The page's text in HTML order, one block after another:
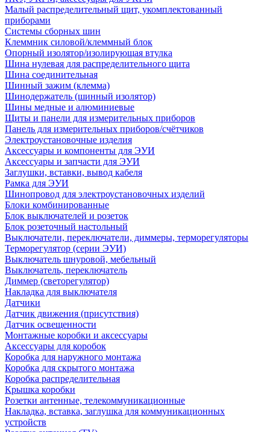
Малый распределительный щит, укомплектованный
приборами
Системы сборных шин
Клеммник силовой/клеммный блок
Опорный изолятор/изолирующая втулка
Шина нулевая для распределительного щита
Шина соединительная
Шинный зажим (клемма)
Шинодержатель (шинный изолятор)
Шины медные и алюминиевые
Щиты и панели для измерительных приборов
Панель для измерительных приборов/счётчиков
Электроустановочные изделия
Аксессуары и компоненты для ЭУИ
Аксессуары и запчасти для ЭУИ
Заглушки, вставки, вывод кабеля
Рамка для ЭУИ
Шинопровод для электроустановочных изделий
Блоки комбинированные
Блок выключателей и розеток
Блок розеточный настольный
Выключатели, переключатели, диммеры, терморегуляторы
Терморегулятор (серии ЭУИ)
Выключатель шнуровой, мебельный
Выключатель, переключатель
Диммер (светорегулятор)
Накладка для выключателя
Датчики
Датчик движения (присутствия)
Датчик освещенности
Монтажные коробки и аксессуары
Аксессуары для коробок
Коробка для наружного монтажа
Коробка для скрытого монтажа
Коробка распределительная
Крышка коробки
Розетки антенные, телекоммуникационные
Накладка, вставка, заглушка для коммуникационных
устройств